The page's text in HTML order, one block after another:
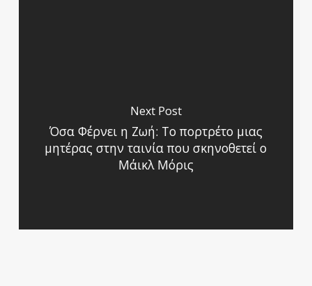
Next Post
Όσα Φέρνει η Ζωή: Το πορτρέτο μιας
μητέρας στην ταινία που σκηνοθετεί ο
Μάικλ Μόρις